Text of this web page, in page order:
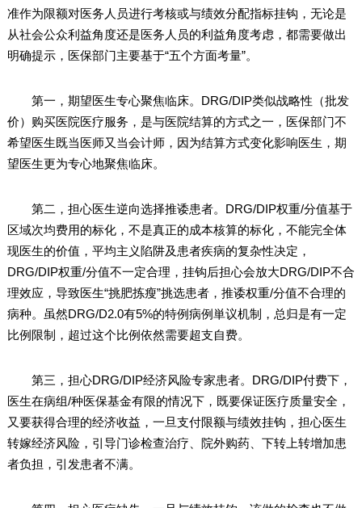
准作为限额对医务人员进行考核或与绩效分配指标挂钩，无论是
从社会公众利益角度还是医务人员的利益角度考虑，都需要做出
明确提示，医保部门主要基于“五个方面考量”。
第一，期望医生专心聚焦临床。DRG/DIP类似战略性（批发
价）购买医院医疗服务，是与医院结算的方式之一，医保部门不
希望医生既当医师又当会计师，因为结算方式变化影响医生，期
望医生更为专心地聚焦临床。
第二，担心医生逆向选择推诿患者。DRG/DIP权重/分值基于
区域次均费用的标化，不是真正的成本核算的标化，不能完全体
现医生的价值，平均主义陷阱及患者疾病的复杂性决定，
DRG/DIP权重/分值不一定合理，挂钩后担心会放大DRG/DIP不合
理效应，导致医生“挑肥拣瘦”挑选患者，推诿权重/分值不合理的
病种。虽然DRG/D2.0有5%的特例病例単议机制，总归是有一定
比例限制，超过这个比例依然需要超支自费。
第三，担心DRG/DIP经济风险专家患者。DRG/DIP付费下，
医生在病组/种医保基金有限的情况下，既要保证医疗质量安全，
又要获得合理的经济收益，一旦支付限额与绩效挂钩，担心医生
转嫁经济风险，引导门诊检查治疗、院外购药、下转上转增加患
者负担，引发患者不满。